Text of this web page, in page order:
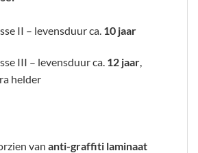
II – levensduur ca. 10 jaar
III – levensduur ca. 12 jaar,
helder
van anti-graffiti laminaat